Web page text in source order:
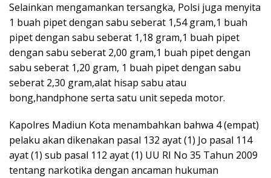
Selainkan mengamankan tersangka, Polsi juga menyita
1 buah pipet dengan sabu seberat 1,54 gram,1 buah
pipet dengan sabu seberat 1,18 gram,1 buah pipet
dengan sabu seberat 2,00 gram,1 buah pipet dengan
sabu seberat 1,20 gram, 1 buah pipet dengan sabu
seberat 2,30 gram,alat hisap sabu atau
bong,handphone serta satu unit sepeda motor.
Kapolres Madiun Kota menambahkan bahwa 4 (empat)
pelaku akan dikenakan pasal 132 ayat (1) Jo pasal 114
ayat (1) sub pasal 112 ayat (1) UU RI No 35 Tahun 2009
tentang narkotika dengan ancaman hukuman